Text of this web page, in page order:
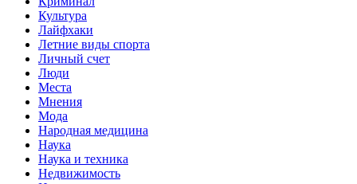
Культура
Лайфхаки
Летние виды спорта
Личный счет
Люди
Места
Мнения
Мода
Народная медицина
Наука
Наука и техника
Недвижимость